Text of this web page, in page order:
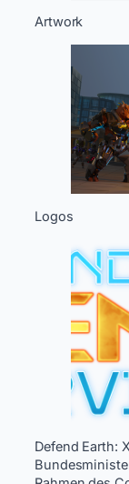
Artwork
Logos
Defend Earth: